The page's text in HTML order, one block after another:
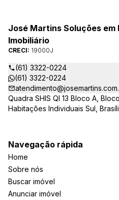
José Martins Soluções
Imobiliário
CRECI: 19000J
(61) 3322-0224
(61) 3322-0224
Quadra SHIS QI 13 Bloco A,
Habitações Individuais Sul,
Navegação rápida
Home
Sobre nós
Buscar imóvel
Anunciar imóvel